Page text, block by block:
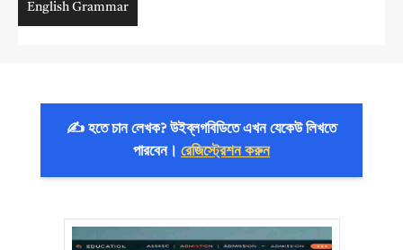
English Grammar
✍️ হতে চান লেখক? উইব্লগবিডিতে এখন যেকেউ লিখতে
পারবেন। রেজিস্ট্রেশন করুন